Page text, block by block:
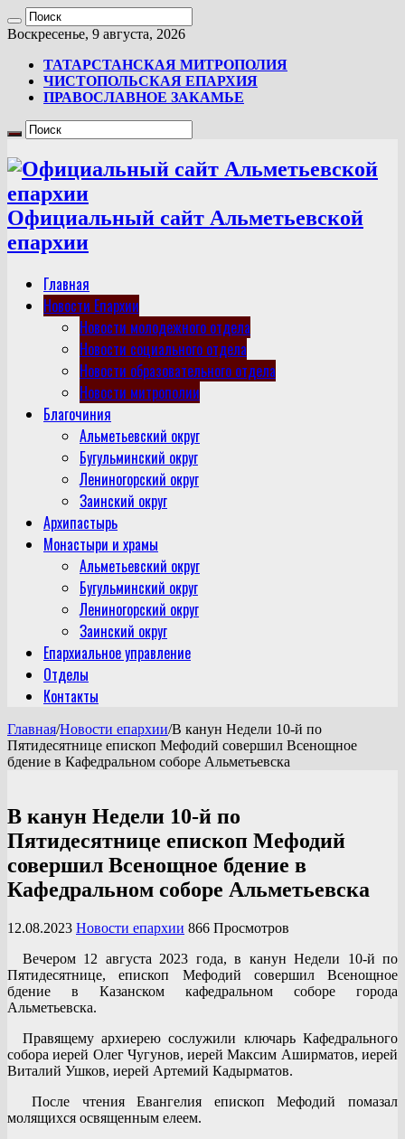
Воскресенье, 9 августа, 2026
ТАТАРСТАНСКАЯ МИТРОПОЛИЯ
ЧИСТОПОЛЬСКАЯ ЕПАРХИЯ
ПРАВОСЛАВНОЕ ЗАКАМЬЕ
Официальный сайт Альметьевской
епархии
Главная
Новости Епархии
Новости молодежного отдела
Новости социального отдела
Новости образовательного отдела
Новости митрополии
Благочиния
Альметьевский округ
Бугульминский округ
Лениногорский округ
Заинский округ
Архипастырь
Монастыри и храмы
Альметьевский округ
Бугульминский округ
Лениногорский округ
Заинский округ
Епархиальное управление
Отделы
Контакты
Главная/Новости епархии/В канун Недели 10-й по
Пятидесятнице епископ Мефодий совершил Всенощное
бдение в Кафедральном соборе Альметьевска
В канун Недели 10-й по
Пятидесятнице епископ Мефодий
совершил Всенощное бдение в
Кафедральном соборе Альметьевска
12.08.2023 Новости епархии 866 Просмотров
Вечером 12 августа 2023 года, в канун Недели 10-й по
Пятидесятнице, епископ Мефодий совершил Всенощное
бдение в Казанском кафедральном соборе города
Альметьевска.
Правящему архиерею сослужили ключарь Кафедрального
собора иерей Олег Чугунов, иерей Максим Аширматов, иерей
Виталий Ушков, иерей Артемий Кадырматов.
После чтения Евангелия епископ Мефодий помазал
молящихся освященным елеем.